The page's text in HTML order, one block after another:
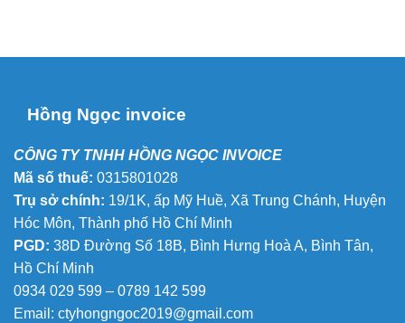
Hồng Ngọc invoice
CÔNG TY TNHH HỒNG NGỌC INVOICE
Mã số thuế: 0315801028
Trụ sở chính: 19/1K, ấp Mỹ Huề, Xã Trung Chánh, Huyện
Hóc Môn, Thành phố Hồ Chí Minh
PGD: 38D Đường Số 18B, Bình Hưng Hoà A, Bình Tân,
Hồ Chí Minh
0934 029 599 – 0789 142 599
Email: ctyhongngoc2019@gmail.com